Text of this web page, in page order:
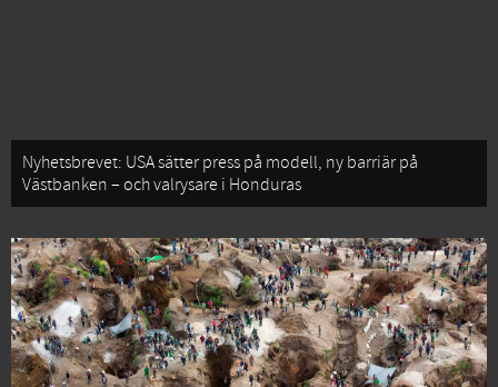
Nyhetsbrevet: USA sätter press på modell, ny barriär på
Västbanken – och valrysare i Honduras